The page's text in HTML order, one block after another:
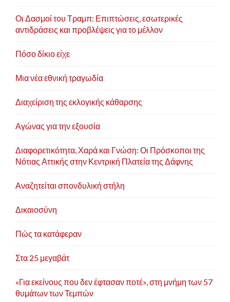
Οι Δασμοί του Τραμπ: Επιπτώσεις, εσωτερικές
αντιδράσεις και προβλέψεις για το μέλλον
Πόσο δίκιο είχε
Μια νέα εθνική τραγωδία
Διαχείριση της εκλογικής κάθαρσης
Αγώνας για την εξουσία
Διαφορετικότητα, Χαρά και Γνώση: Οι Πρόσκοποι της
Νότιας Αττικής στην Κεντρική Πλατεία της Δάφνης
Αναζητείται σπονδυλική στήλη
Δικαιοσύνη
Πώς τα κατάφεραν
Στα 25 μεγαβάτ
«Για εκείνους που δεν έφτασαν ποτέ», στη μνήμη των 57
θυμάτων των Τεμπών